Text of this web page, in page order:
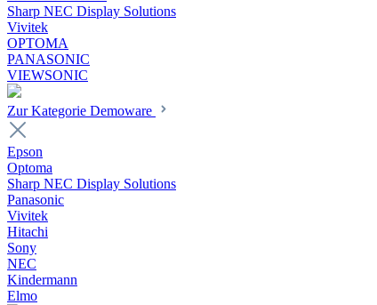
Sharp NEC Display Solutions
Vivitek
OPTOMA
PANASONIC
VIEWSONIC
Zur Kategorie Demoware
Epson
Optoma
Sharp NEC Display Solutions
Panasonic
Vivitek
Hitachi
Sony
NEC
Kindermann
Elmo